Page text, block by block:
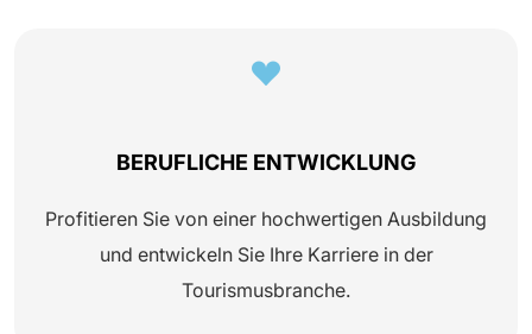
BERUFLICHE ENTWICKLUNG
Profitieren Sie von einer hochwertigen Ausbildung
und entwickeln Sie Ihre Karriere in der
Tourismusbranche.